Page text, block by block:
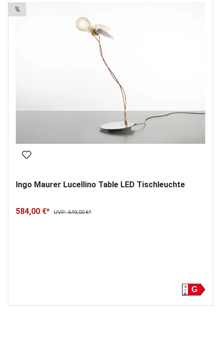
%
Ingo Maurer Lucellino Table LED Tischleuchte
584,00 €* UVP: 649,00 €*
G
A
G